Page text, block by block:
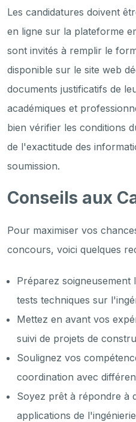
Les candidatures doivent
en ligne sur la plateforme
sont invités à remplir le
disponible sur le site web
documents justificatifs de
académiques et
bien vérifier les conditions
de l'exactitude des
soumission.
Conseils aux
Pour maximiser vos
concours, voici quelques
Préparez soigneusement
tests techniques sur
Mettez en avant vos
suivi de projets de
Soulignez vos
coordination avec
Soyez prêt à répondre à
applications de